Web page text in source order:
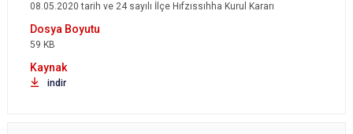
08.05.2020 tarih ve 24 sayılı İlçe Hıfzıssıhha Kurul Kararı
59 KB
indir